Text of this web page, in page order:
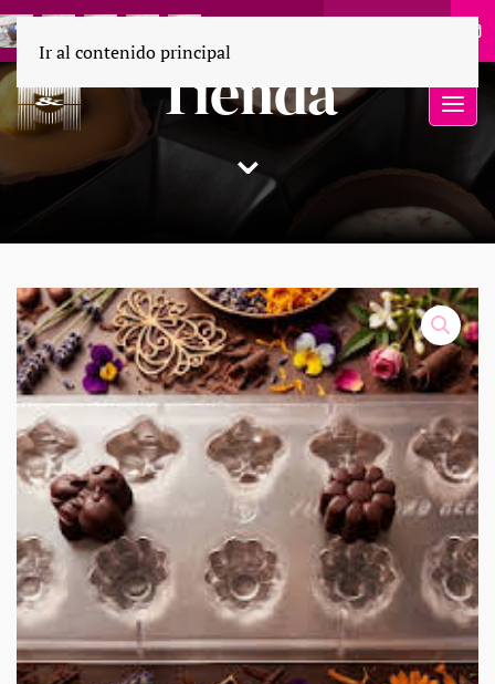
Tienda
⌄
Ir al contenido principal